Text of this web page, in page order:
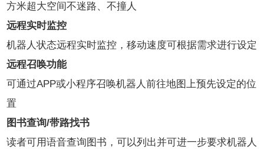
方米超大空间不迷路、不撞人
远程实时监控
机器人状态远程实时监控，移动速度可根据需求进行设定
远程召唤功能
可通过APP或小程序召唤机器人前往地图上预先设定的位
置
图书查询/带路找书
读者可用语音查询图书，可以列出并可进一步要求机器人